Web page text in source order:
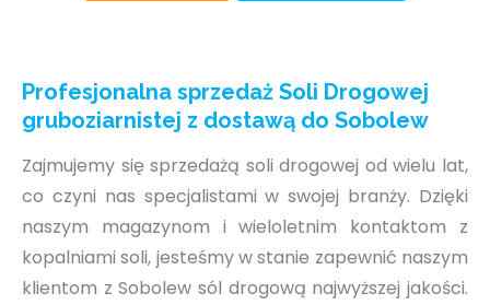
Profesjonalna sprzedaż Soli Drogowej
gruboziarnistej z dostawą do Sobolew
Zajmujemy się sprzedażą soli drogowej od wielu lat,
co czyni nas specjalistami w swojej branży. Dzięki
naszym magazynom i wieloletnim kontaktom z
kopalniami soli, jesteśmy w stanie zapewnić naszym
klientom z Sobolew sól drogową najwyższej jakości.